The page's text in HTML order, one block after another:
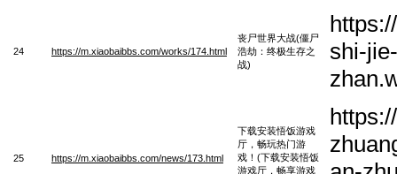
24 https://m.xiaobaibbs.com/works/174.html
丧尸世界大战(僵尸
浩劫：终极生存之
战)
shi-
25 https://m.xiaobaibbs.com/news/173.html
下载安装悟饭游戏
厅，畅玩热门游
戏！(下载安装悟饭
游戏厅，畅享游戏